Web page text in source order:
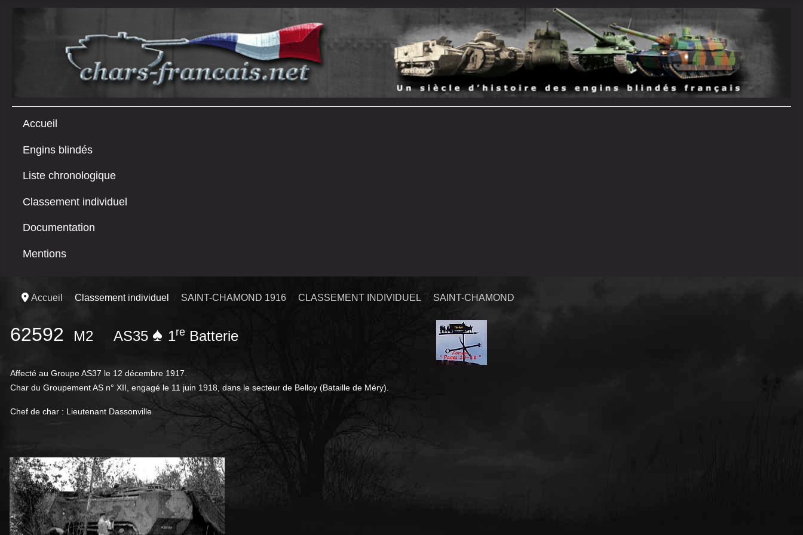
Accueil
Engins blindés
Liste chronologique
Classement individuel
Documentation
Mentions
Accueil Classement individuel SAINT-CHAMOND 1916 CLASSEMENT INDIVIDUEL SAINT-CHAMOND
62592 M2 AS35 ♠ 1re Batterie
Affecté au Groupe AS37 le 12 décembre 1917.
Char du Groupement AS n° XII, engagé le 11 juin 1918, dans le secteur de Belloy (Bataille de Méry).
Chef de char : Lieutenant Dassonville